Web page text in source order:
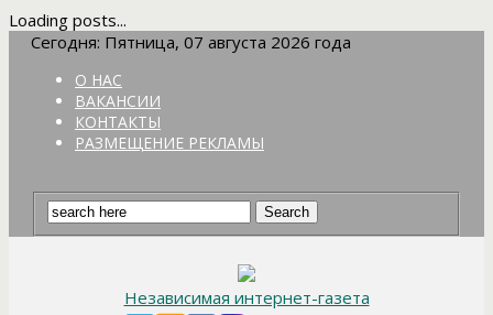
Loading posts...
Сегодня: Пятница, 07 августа 2026 года
О НАС
ВАКАНСИИ
КОНТАКТЫ
РАЗМЕЩЕНИЕ РЕКЛАМЫ
Независимая интернет-газета